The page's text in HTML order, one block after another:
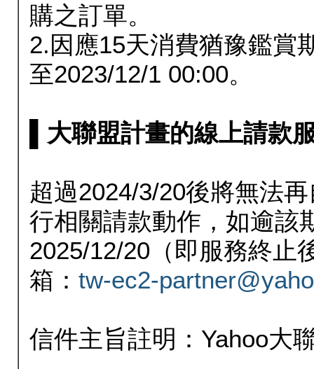
購之訂單。
2.因應15天消費猶豫鑑賞
至2023/12/1 00:00。
▌大聯盟計畫的線上請款
超過2024/3/20後將無法
行相關請款動作，如逾該
2025/12/20（即服務終止
箱： tw-ec2-
信件主旨註明：Yahoo大